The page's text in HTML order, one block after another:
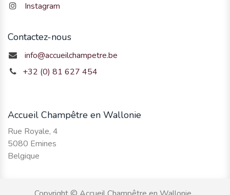
Instagram
Contactez-nous
info@accueilchampetre.be
+32 (0) 81 627 454
Accueil Champêtre en Wallonie
Rue Royale, 4
5080 Emines
Belgique